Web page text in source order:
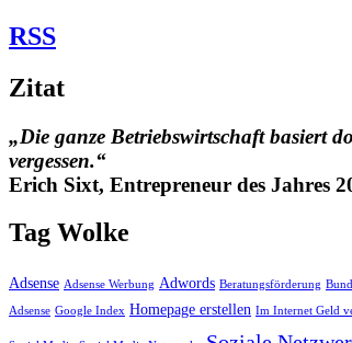
RSS
Zitat
„Die ganze Betriebswirtschaft basiert
vergessen.“
Erich Sixt, Entrepreneur des Jahres
Tag Wolke
Adsense Adsense Werbung Adwords Beratungsförderung
Adsense Google Index Homepage erstellen Im Internet Geld